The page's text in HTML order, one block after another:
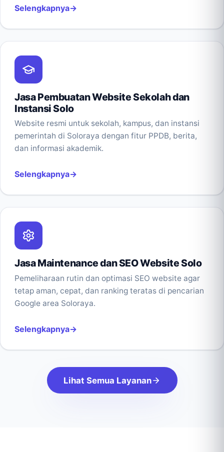
Selengkapnya
Jasa Pembuatan Website Sekolah dan
Instansi Solo
Website resmi untuk sekolah, kampus, dan instansi
pemerintah di Soloraya dengan fitur PPDB, berita,
dan informasi akademik.
Selengkapnya
Jasa Maintenance dan SEO Website Solo
Pemeliharaan rutin dan optimasi SEO website agar
tetap aman, cepat, dan ranking teratas di pencarian
Google area Soloraya.
Selengkapnya
Lihat Semua Layanan